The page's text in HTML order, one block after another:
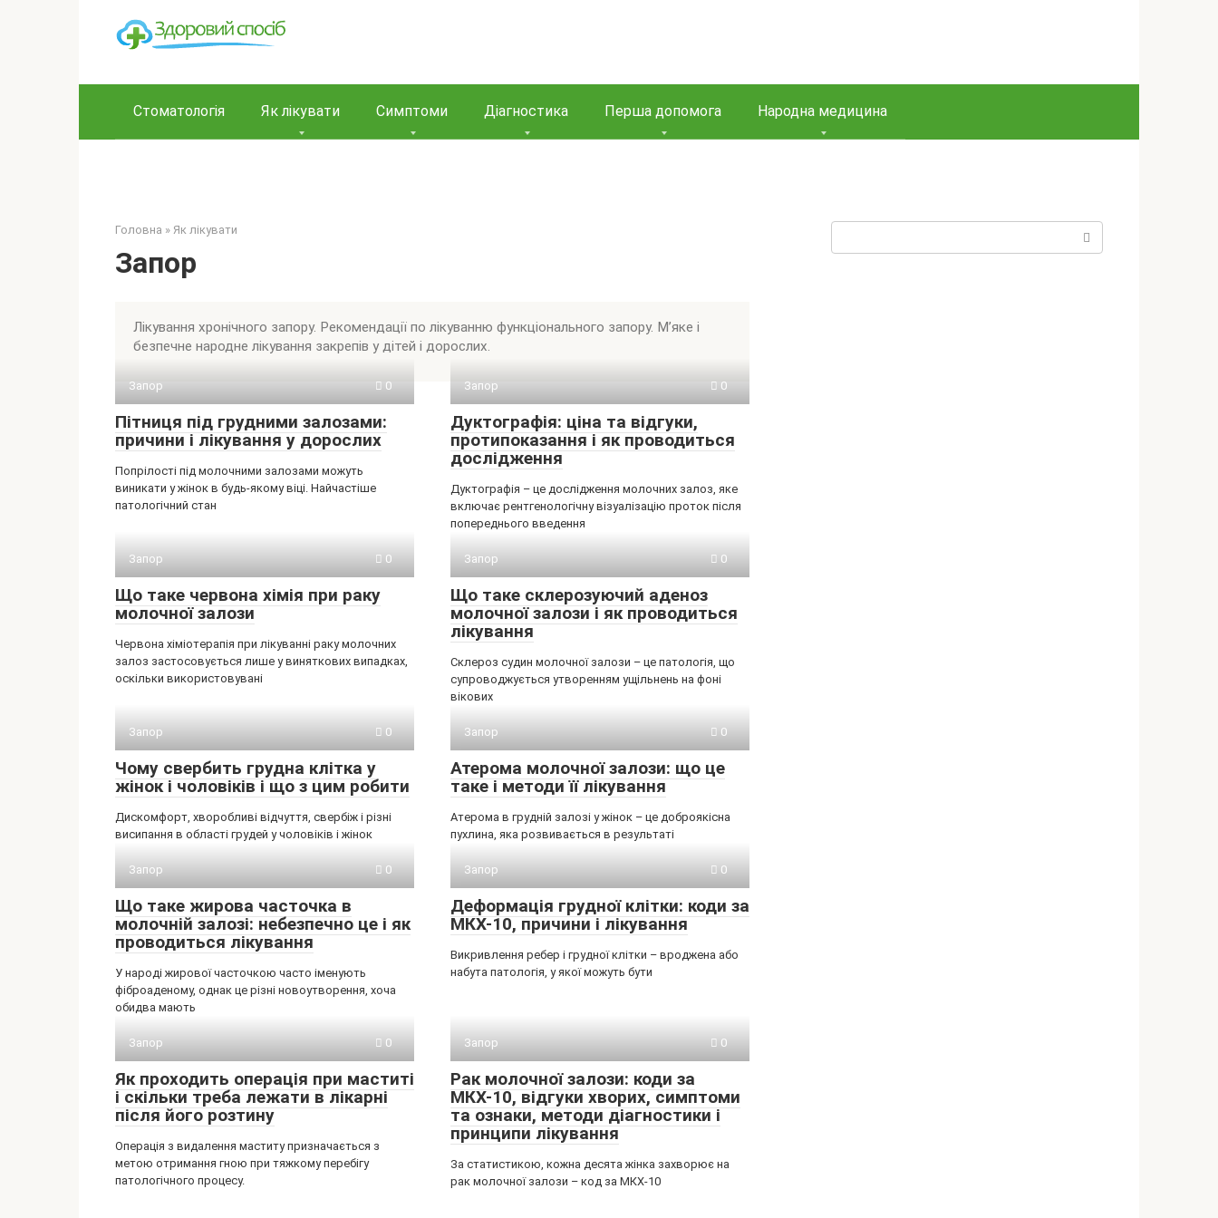
Стоматологія Як лікувати Симптоми Діагностика Перша допомога Народна медицина
Головна » Як лікувати
Запор
Лікування хронічного запору. Рекомендації по лікуванню функціонального запору. М’яке і
безпечне народне лікування закрепів у дітей і дорослих.
Запор 0
Пітниця під грудними залозами:
причини і лікування у дорослих
Попрілості під молочними залозами можуть
виникати у жінок в будь-якому віці. Найчастіше
патологічний стан
Запор 0
Дуктографія: ціна та відгуки,
протипоказання і як проводиться
дослідження
Дуктографія – це дослідження молочних залоз, яке
включає рентгенологічну візуалізацію проток після
попереднього введення
Запор 0
Що таке червона хімія при раку
молочної залози
Червона хіміотерапія при лікуванні раку молочних
залоз застосовується лише у виняткових випадках,
оскільки використовувані
Запор 0
Що таке склерозуючий аденоз
молочної залози і як проводиться
лікування
Склероз судин молочної залози – це патологія, що
супроводжується утворенням ущільнень на фоні
вікових
Запор 0
Чому свербить грудна клітка у
жінок і чоловіків і що з цим робити
Дискомфорт, хворобливі відчуття, свербіж і різні
висипання в області грудей у чоловіків і жінок
Запор 0
Атерома молочної залози: що це
таке і методи її лікування
Атерома в грудній залозі у жінок – це доброякісна
пухлина, яка розвивається в результаті
Запор 0
Що таке жирова часточка в
молочній залозі: небезпечно це і як
проводиться лікування
У народі жирової часточкою часто іменують
фіброаденому, однак це різні новоутворення, хоча
обидва мають
Запор 0
Деформація грудної клітки: коди за
МКХ-10, причини і лікування
Викривлення ребер і грудної клітки – вроджена або
набута патологія, у якої можуть бути
Запор 0
Як проходить операція при маститі
і скільки треба лежати в лікарні
після його розтину
Операція з видалення маститу призначається з
метою отримання гною при тяжкому перебігу
патологічного процесу.
Запор 0
Рак молочної залози: коди за
МКХ-10, відгуки хворих, симптоми
та ознаки, методи діагностики і
принципи лікування
За статистикою, кожна десята жінка захворює на
рак молочної залози – код за МКХ-10